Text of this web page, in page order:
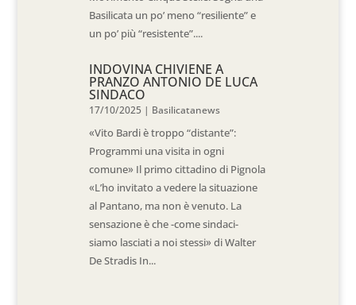
Basilicata un po’ meno “resiliente” e
un po’ più “resistente”....
INDOVINA CHIVIENE A
PRANZO ANTONIO DE LUCA
SINDACO
17/10/2025 | Basilicatanews
«Vito Bardi è troppo “distante”:
Programmi una visita in ogni
comune» Il primo cittadino di Pignola
«L’ho invitato a vedere la situazione
al Pantano, ma non è venuto. La
sensazione è che -come sindaci-
siamo lasciati a noi stessi» di Walter
De Stradis In...